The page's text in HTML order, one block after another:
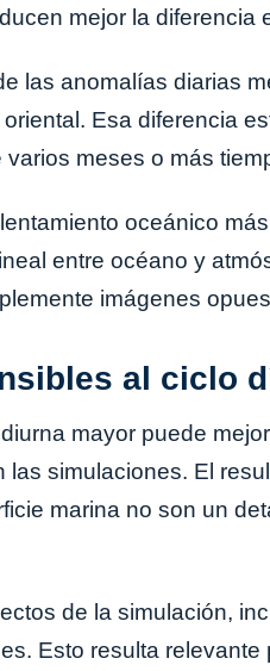
mejor la diferencia
las anomalías diarias
Esa diferencia
meses o más
oceánico
entre océano y
imágenes
al ciclo
mayor puede
simulaciones. El
marina no son un
de la simulación,
Esto resulta relevante